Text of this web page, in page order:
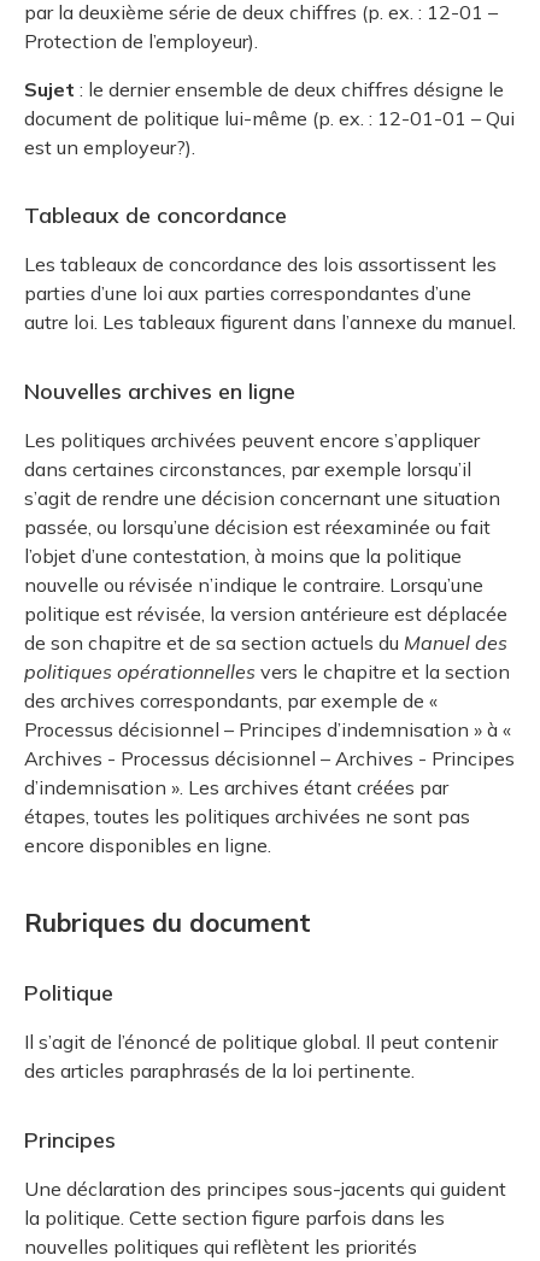
par la deuxième série de deux chiffres (p. ex. : 12-01 –
Protection de l’employeur).
Sujet : le dernier ensemble de deux chiffres désigne le
document de politique lui-même (p. ex. : 12-01-01 – Qui
est un employeur?).
Tableaux de concordance
Les tableaux de concordance des lois assortissent les
parties d’une loi aux parties correspondantes d’une
autre loi. Les tableaux figurent dans l’annexe du manuel.
Nouvelles archives en ligne
Les politiques archivées peuvent encore s’appliquer
dans certaines circonstances, par exemple lorsqu’il
s’agit de rendre une décision concernant une situation
passée, ou lorsqu’une décision est réexaminée ou fait
l’objet d’une contestation, à moins que la politique
nouvelle ou révisée n’indique le contraire. Lorsqu’une
politique est révisée, la version antérieure est déplacée
de son chapitre et de sa section actuels du Manuel des
politiques opérationnelles vers le chapitre et la section
des archives correspondants, par exemple de «
Processus décisionnel – Principes d’indemnisation » à «
Archives - Processus décisionnel – Archives - Principes
d’indemnisation ». Les archives étant créées par
étapes, toutes les politiques archivées ne sont pas
encore disponibles en ligne.
Rubriques du document
Politique
Il s’agit de l’énoncé de politique global. Il peut contenir
des articles paraphrasés de la loi pertinente.
Principes
Une déclaration des principes sous-jacents qui guident
la politique. Cette section figure parfois dans les
nouvelles politiques qui reflètent les priorités